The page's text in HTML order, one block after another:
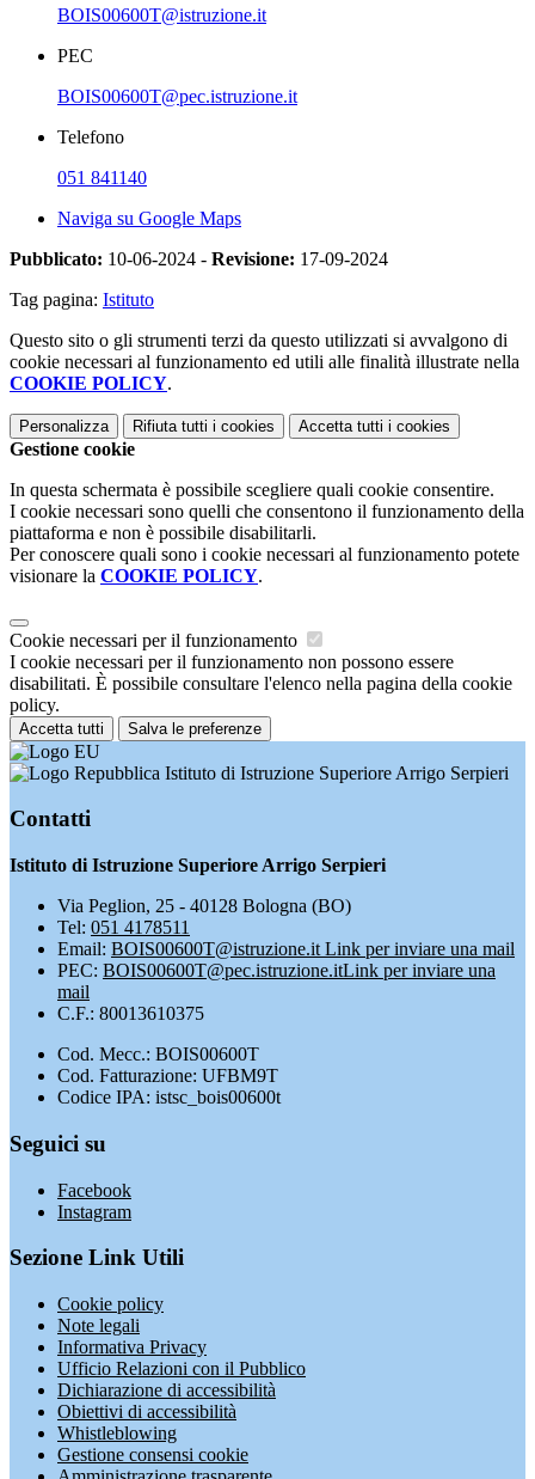
BOIS00600T@istruzione.it
PEC
BOIS00600T@pec.istruzione.it
Telefono
051 841140
Naviga su Google Maps
Pubblicato: 10-06-2024 - Revisione: 17-09-2024
Tag pagina: Istituto
Questo sito o gli strumenti terzi da questo utilizzati si avvalgono di
cookie necessari al funzionamento ed utili alle finalità illustrate nella
COOKIE POLICY.
Personalizza Rifiuta tutti i cookies Accetta tutti i cookies
Gestione cookie
In questa schermata è possibile scegliere quali cookie consentire.
I cookie necessari sono quelli che consentono il funzionamento della
piattaforma e non è possibile disabilitarli.
Per conoscere quali sono i cookie necessari al funzionamento potete
visionare la COOKIE POLICY.
Cookie necessari per il funzionamento
I cookie necessari per il funzionamento non possono essere
disabilitati. È possibile consultare l'elenco nella pagina della cookie
policy.
Accetta tutti Salva le preferenze
Istituto di Istruzione Superiore Arrigo Serpieri
Contatti
Istituto di Istruzione Superiore Arrigo Serpieri
Via Peglion, 25 - 40128 Bologna (BO)
Tel: 051 4178511
Email: BOIS00600T@istruzione.it Link per inviare una mail
PEC: BOIS00600T@pec.istruzione.itLink per inviare una
mail
C.F.: 80013610375
Cod. Mecc.: BOIS00600T
Cod. Fatturazione: UFBM9T
Codice IPA: istsc_bois00600t
Seguici su
Facebook
Instagram
Sezione Link Utili
Cookie policy
Note legali
Informativa Privacy
Ufficio Relazioni con il Pubblico
Dichiarazione di accessibilità
Obiettivi di accessibilità
Whistleblowing
Gestione consensi cookie